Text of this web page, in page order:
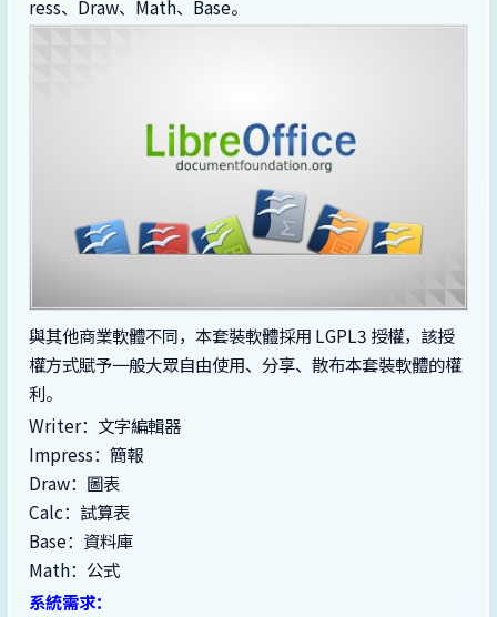
ress、Draw、Math、Base。
與其他商業軟體不同，本套裝軟體採用 LGPL3 授權，該授
權方式賦予一般大眾自由使用、分享、散布本套裝軟體的權
利。
Writer：文字編輯器
Impress：簡報
Draw：圖表
Calc：試算表
Base：資料庫
Math：公式
系統需求：